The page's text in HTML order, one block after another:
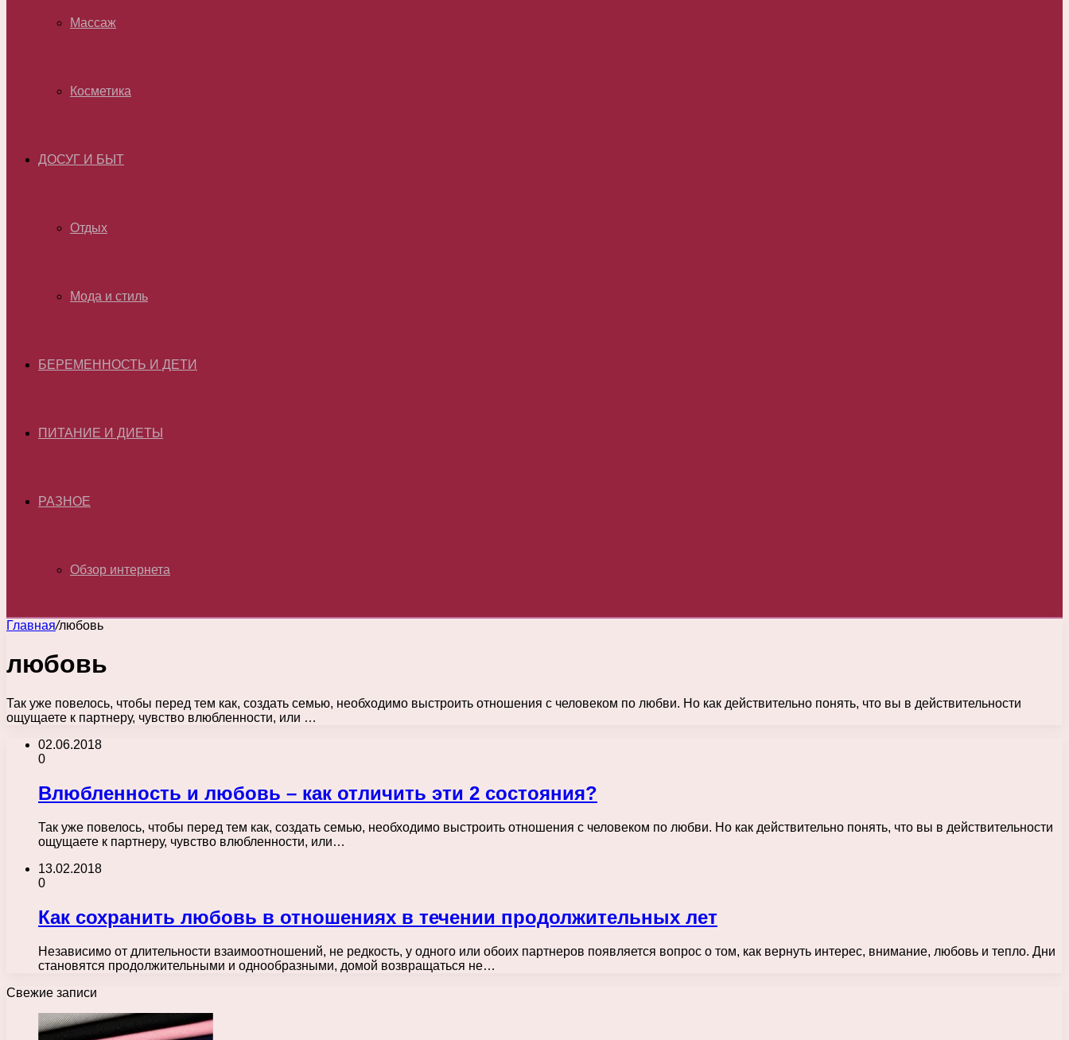
Массаж
Косметика
ДОСУГ И БЫТ
Отдых
Мода и стиль
БЕРЕМЕННОСТЬ И ДЕТИ
ПИТАНИЕ И ДИЕТЫ
РАЗНОЕ
Обзор интернета
Главная/любовь
любовь
Так уже повелось, чтобы перед тем как, создать семью, необходимо выстроить отношения с человеком по любви. Но как действительно понять, что вы в действительности
ощущаете к партнеру, чувство влюбленности, или …
02.06.2018
0
Влюбленность и любовь – как отличить эти 2 состояния?
Так уже повелось, чтобы перед тем как, создать семью, необходимо выстроить отношения с человеком по любви. Но как действительно понять, что вы в действительности
ощущаете к партнеру, чувство влюбленности, или…
13.02.2018
0
Как сохранить любовь в отношениях в течении продолжительных лет
Независимо от длительности взаимоотношений, не редкость, у одного или обоих партнеров появляется вопрос о том, как вернуть интерес, внимание, любовь и тепло. Дни
становятся продолжительными и однообразными, домой возвращаться не…
Свежие записи